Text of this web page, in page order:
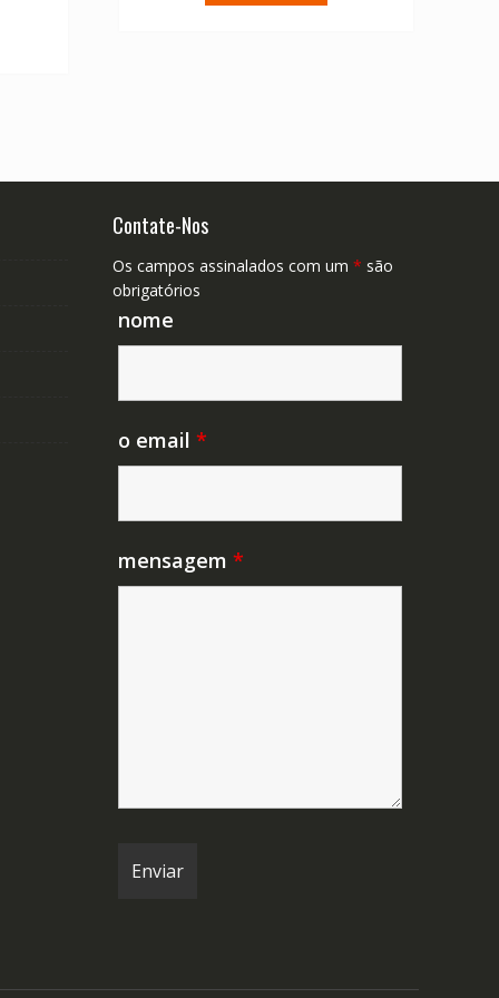
Contate-Nos
Os campos assinalados com um * são
obrigatórios
nome
o email *
mensagem *